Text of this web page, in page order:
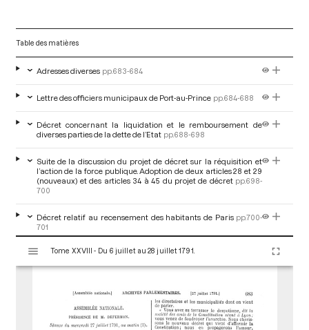
Table des matières
Adresses diverses pp.683-684
Lettre des officiers municipaux de Port-au-Prince pp.684-688
Décret concernant la liquidation et le remboursement de
diverses parties de la dette de l’Etat pp.688-698
Suite de la discussion du projet de décret sur la réquisition et
l’action de la force publique. Adoption de deux articles 28 et 29
(nouveaux) et des articles 34 à 45 du projet de décret pp.698-
700
Décret relatif au recensement des habitants de Paris pp.700-
701
Suite de la discussion du projet de décret sur l’organisation des
Discussion et renvoi aux comités pour rédaction des articles 16
pp.703-706
s
Tome XXVIII - Du 6 juillet au 28 juillet 1791.